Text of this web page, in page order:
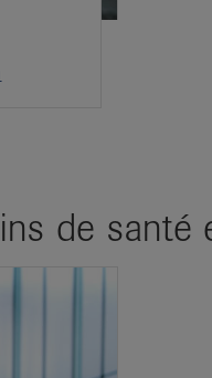
de santé